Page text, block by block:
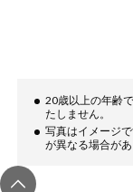
アレルゲン対
20歳以上の年齢
たしません。
写真はイメージ
が異なる場合があ